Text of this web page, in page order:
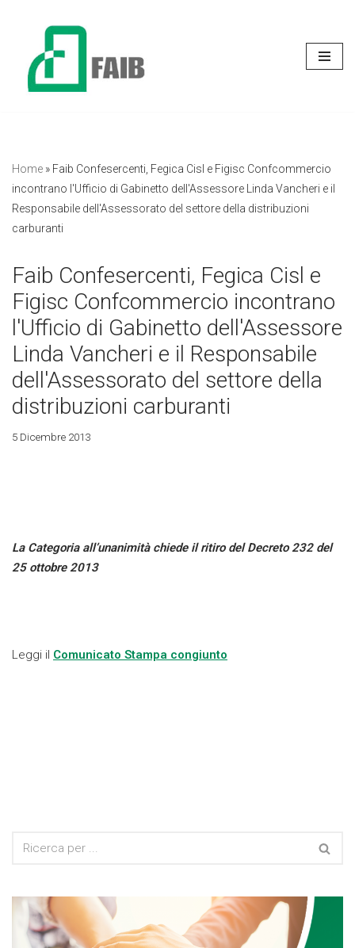
contenuto
Home » Faib Confesercenti, Fegica Cisl e Figisc Confcommercio
incontrano l'Ufficio di Gabinetto dell'Assessore Linda Vancheri e il
Responsabile dell'Assessorato del settore della distribuzioni
carburanti
Faib Confesercenti, Fegica Cisl e
Figisc Confcommercio incontrano
l'Ufficio di Gabinetto dell'Assessore
Linda Vancheri e il Responsabile
dell'Assessorato del settore della
distribuzioni carburanti
5 Dicembre 2013
La Categoria all’unanimità chiede il ritiro del Decreto 232 del
25 ottobre 2013
Leggi il Comunicato Stampa congiunto